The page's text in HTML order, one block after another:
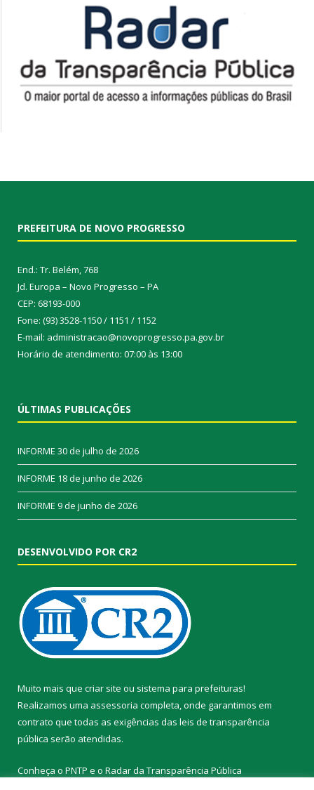
PREFEITURA DE NOVO PROGRESSO
End.: Tr. Belém, 768
Jd. Europa – Novo Progresso – PA
CEP: 68193-000
Fone: (93) 3528-1150 / 1151 / 1152
E-mail: administracao@novoprogresso.pa.gov.br
Horário de atendimento: 07:00 às 13:00
ÚLTIMAS PUBLICAÇÕES
INFORME 30 de julho de 2026
INFORME 18 de junho de 2026
INFORME 9 de junho de 2026
DESENVOLVIDO POR CR2
Muito mais que criar site ou sistema para prefeituras!
Realizamos uma assessoria completa, onde garantimos em
contrato que todas as exigências das leis de transparência
pública serão atendidas.
Conheça o PNTP e o Radar da Transparência Pública